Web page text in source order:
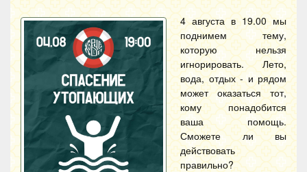
4 августа в 19.00 мы
поднимем тему,
которую нельзя
игнорировать. Лето,
вода, отдых - и рядом
может оказаться тот,
кому понадобится
ваша помощь.
Сможете ли вы
действовать
правильно?